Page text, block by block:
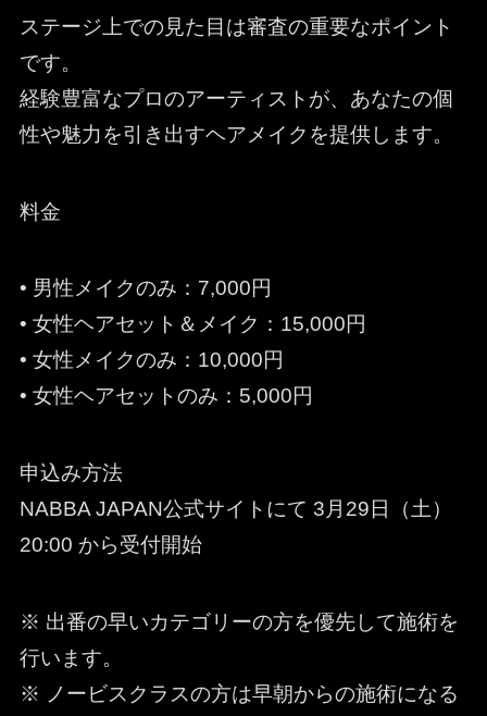
ステージ上での見た目は審査の重要なポイント
です。
経験豊富なプロのアーティストが、あなたの個
性や魅力を引き出すヘアメイクを提供します。
料金
• 男性メイクのみ：7,000円
• 女性ヘアセット＆メイク：15,000円
• 女性メイクのみ：10,000円
• 女性ヘアセットのみ：5,000円
申込み方法
NABBA JAPAN公式サイトにて 3月29日（土）
20:00 から受付開始
※ 出番の早いカテゴリーの方を優先して施術を
行います。
※ ノービスクラスの方は早朝からの施術になる